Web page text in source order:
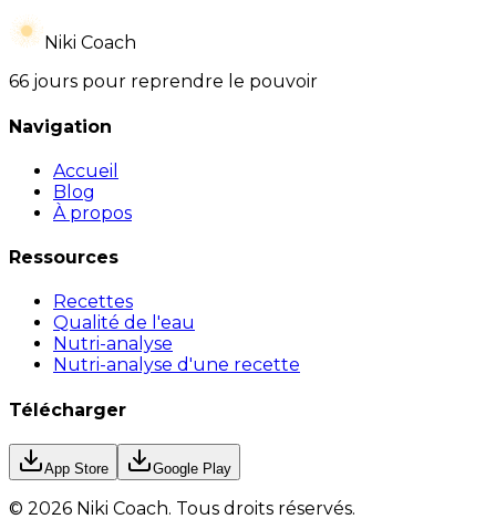
Niki Coach
66 jours pour reprendre le pouvoir
Navigation
Accueil
Blog
À propos
Ressources
Recettes
Qualité de l'eau
Nutri-analyse
Nutri-analyse d'une recette
Télécharger
App Store Google Play
© 2026 Niki Coach. Tous droits réservés.